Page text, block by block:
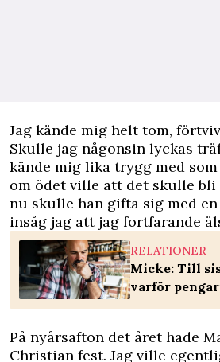
Jag kände mig helt tom,
Skulle jag någonsin lyckas
kände mig lika trygg med
om ödet ville att det skulle bli
nu skulle han gifta sig med
insåg jag att jag fortfarande
RELATIONER
Micke: Till
varför
På nyårsafton det året hade
Christian fest. Jag ville